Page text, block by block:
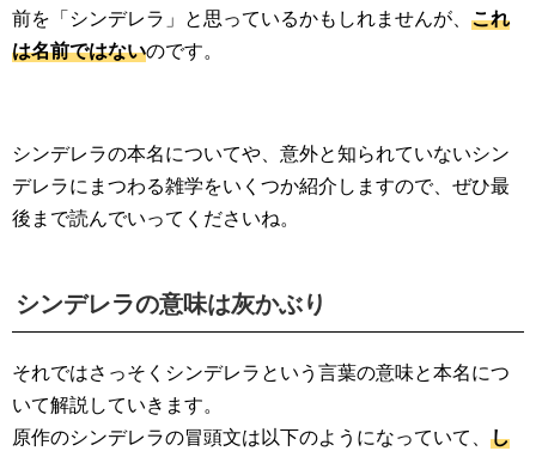
前を「シンデレラ」と思っているかもしれませんが、 これ
は名前ではないのです。
シンデレラの本名についてや、意外と知られていないシン
デレラにまつわる雑学をいくつか紹介しますので、ぜひ最
後まで読んでいってくださいね。
シンデレラの意味は灰かぶり
それではさっそくシンデレラという言葉の意味と本名につ
いて解説していきます。
原作のシンデレラの冒頭文は以下のようになっていて、 し